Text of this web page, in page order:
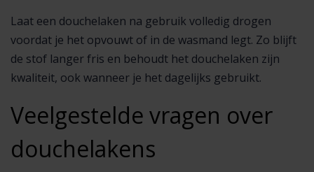
Laat een douchelaken na gebruik volledig drogen
voordat je het opvouwt of in de wasmand legt. Zo blijft
de stof langer fris en behoudt het douchelaken zijn
kwaliteit, ook wanneer je het dagelijks gebruikt.
Veelgestelde vragen over
douchelakens